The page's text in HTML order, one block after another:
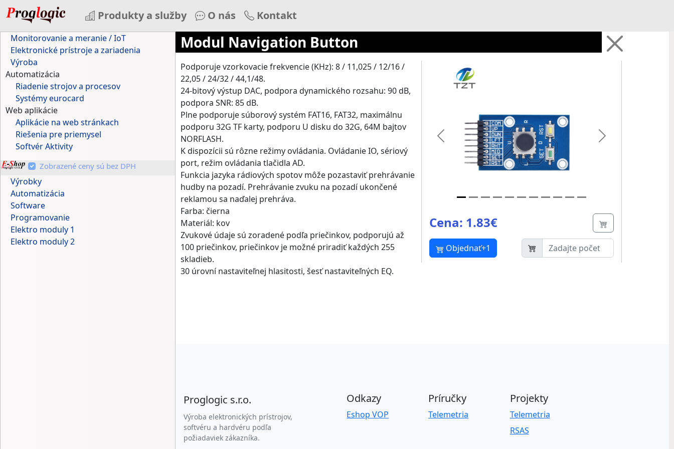
Produkty a služby O nás Kontakt
Monitorovanie a meranie / IoT
Elektronické prístroje a zariadenia
Výroba
Automatizácia
Riadenie strojov a procesov
Systémy eurocard
Web aplikácie
Aplikácie na web stránkach
Riešenia pre priemysel
Softvér Aktivity
Zobrazené ceny sú bez DPH
Výrobky
Automatizácia
Software
Programovanie
Elektro moduly 1
Elektro moduly 2
Modul Navigation Button
Previous Next
Cena: 1.83€
Button
Objednať+1
Podporuje vzorkovacie frekvencie (KHz): 8 / 11,025 / 12/16 /
22,05 / 24/32 / 44,1/48.
24-bitový výstup DAC, podpora dynamického rozsahu: 90 dB,
podpora SNR: 85 dB.
Plne podporuje súborový systém FAT16, FAT32, maximálnu
podporu 32G TF karty, podporu U disku do 32G, 64M bajtov
NORFLASH.
K dispozícii sú rôzne režimy ovládania. Ovládanie IO, sériový
port, režim ovládania tlačidla AD.
Funkcia jazyka rádiových spotov môže pozastaviť prehrávanie
hudby na pozadí. Prehrávanie zvuku na pozadí ukončené
reklamou sa naďalej prehráva.
Farba: čierna
Materiál: kov
Zvukové údaje sú zoradené podľa priečinkov, podporujú až
100 priečinkov, priečinkov je možné priradiť každých 255
skladieb.
30 úrovní nastaviteľnej hlasitosti, šesť nastaviteľných EQ.
Proglogic s.r.o.
Výroba elektronických prístrojov,
softvéru a hardvéru podľa
požiadaviek zákazníka.
Odkazy
Eshop VOP
Príručky
Telemetria
Projekty
Telemetria
RSAS